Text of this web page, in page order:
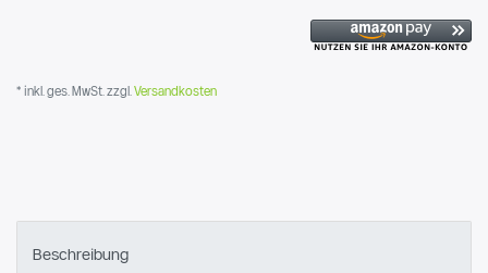
* inkl. ges. MwSt. zzgl. Versandkosten
Beschreibung